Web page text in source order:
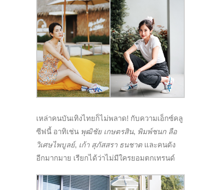
เหล่าคนบันเทิงไทยก็ไม่พลาด! กับความเอ็กซ์คลู
ซีฟนี้ อาทิเช่น พุฒิชัย เกษตรสิน, พิมพ์ชนก ลือ
วิเศษไพบูลย์, เก้า สุภัสสรา ธนชาต และคนดัง
อีกมากมาย เรียกได้ว่าไม่มีใครยอมตกเทรนด์